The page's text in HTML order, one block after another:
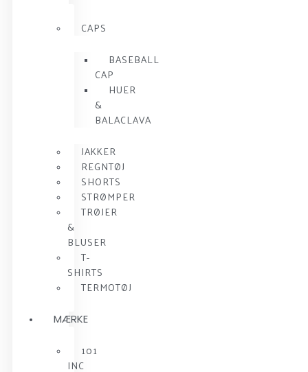
CAPS
BASEBALL
CAP
HUER
&
BALACLAVA
JAKKER
REGNTØJ
SHORTS
STRØMPER
TRØJER
&
BLUSER
T-
SHIRTS
TERMOTØJ
MÆRKE
101
INC